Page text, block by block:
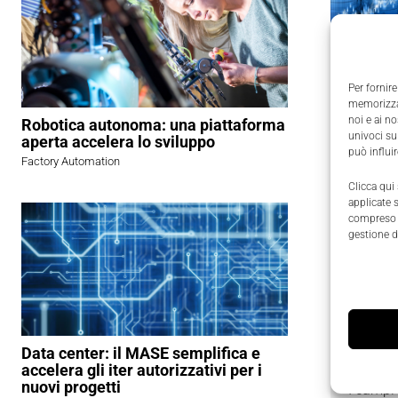
Per
noi e ai
univoci
può
Clicca qui
applicate
gestione
Robotica autonoma: una piattaforma
aperta accelera lo sviluppo
Factory Automation
Data center: il MASE semplifica e
accelera gli iter autorizzativi per i
nuovi progetti
con
iOS,
ora
release
I